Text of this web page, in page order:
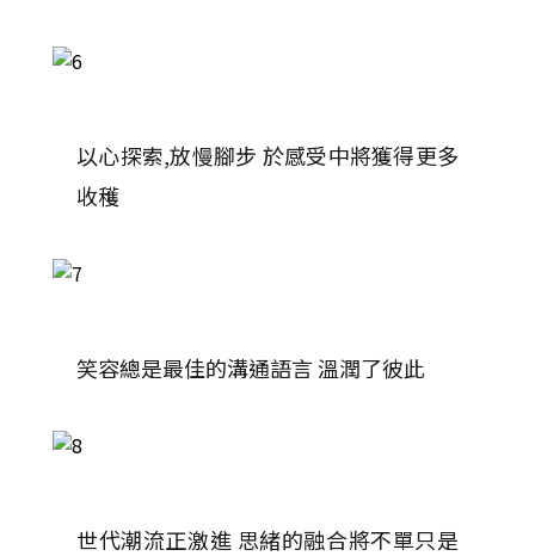
以心探索,放慢腳步 於感受中將獲得更多
收穫
笑容總是最佳的溝通語言 溫潤了彼此
世代潮流正激進 思緒的融合將不單只是